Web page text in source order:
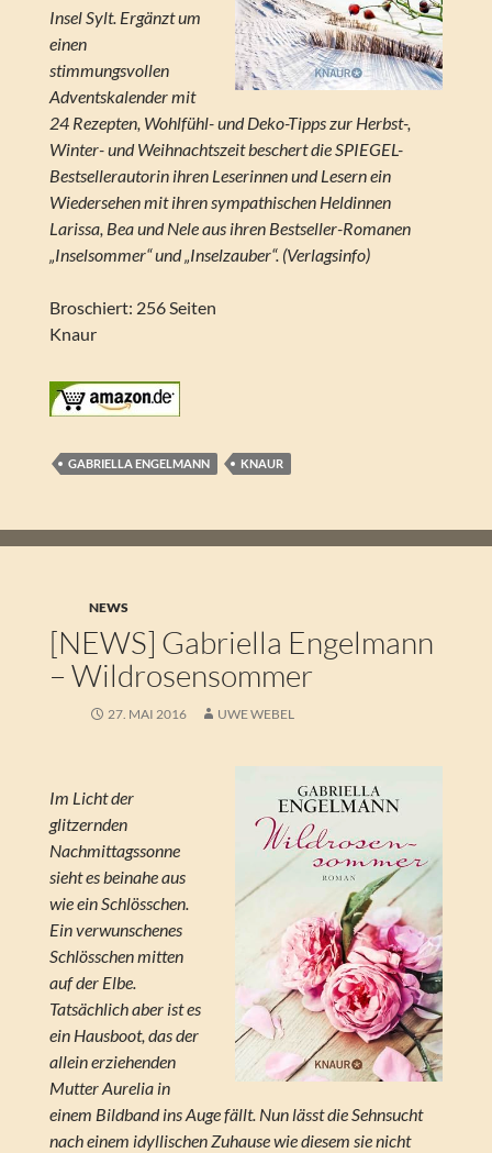
Insel Sylt. Ergänzt um
einen
stimmungsvollen
Adventskalender mit
24 Rezepten, Wohlfühl- und Deko-Tipps zur Herbst-,
Winter- und Weihnachtszeit beschert die SPIEGEL-
Bestsellerautorin ihren Leserinnen und Lesern ein
Wiedersehen mit ihren sympathischen Heldinnen
Larissa, Bea und Nele aus ihren Bestseller-Romanen
„Inselsommer“ und „Inselzauber“. (Verlagsinfo)
Broschiert: 256 Seiten
Knaur
GABRIELLA ENGELMANN KNAUR
NEWS
[NEWS] Gabriella Engelmann
– Wildrosensommer
27. MAI 2016 UWE WEBEL
Im Licht der
glitzernden
Nachmittagssonne
sieht es beinahe aus
wie ein Schlösschen.
Ein verwunschenes
Schlösschen mitten
auf der Elbe.
Tatsächlich aber ist es
ein Hausboot, das der
allein erziehenden
Mutter Aurelia in
einem Bildband ins Auge fällt. Nun lässt die Sehnsucht
nach einem idyllischen Zuhause wie diesem sie nicht